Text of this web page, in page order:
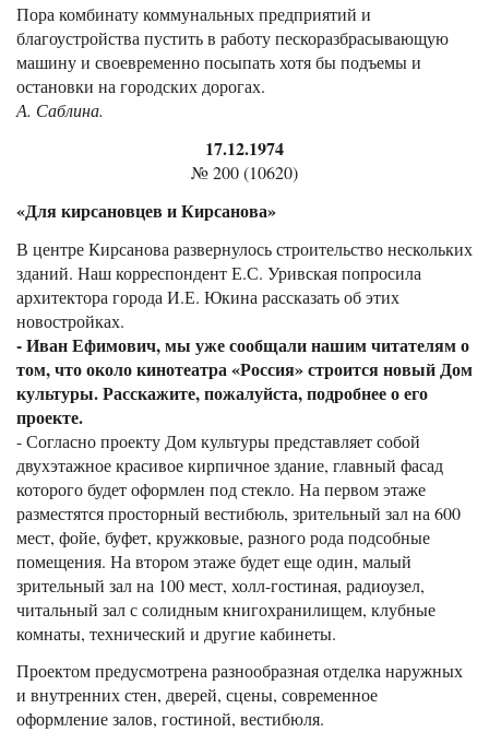
Пора комбинату коммунальных предприятий и
благоустройства пустить в работу пескоразбрасывающую
машину и своевременно посыпать хотя бы подъемы и
остановки на городских дорогах.
А. Саблина.
17.12.1974
№ 200 (10620)
«Для кирсановцев и Кирсанова»
В центре Кирсанова развернулось строительство нескольких
зданий. Наш корреспондент Е.С. Уривская попросила
архитектора города И.Е. Юкина рассказать об этих
новостройках.
- Иван Ефимович, мы уже сообщали нашим читателям о
том, что около кинотеатра «Россия» строится новый Дом
культуры. Расскажите, пожалуйста, подробнее о его
проекте.
- Согласно проекту Дом культуры представляет собой
двухэтажное красивое кирпичное здание, главный фасад
которого будет оформлен под стекло. На первом этаже
разместятся просторный вестибюль, зрительный зал на 600
мест, фойе, буфет, кружковые, разного рода подсобные
помещения. На втором этаже будет еще один, малый
зрительный зал на 100 мест, холл-гостиная, радиоузел,
читальный зал с солидным книгохранилищем, клубные
комнаты, технический и другие кабинеты.
Проектом предусмотрена разнообразная отделка наружных
и внутренних стен, дверей, сцены, современное
оформление залов, гостиной, вестибюля.